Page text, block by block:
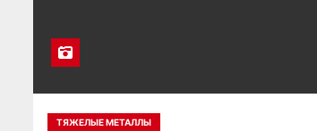
ТЯЖЕЛЫЕ МЕТАЛЛЫ